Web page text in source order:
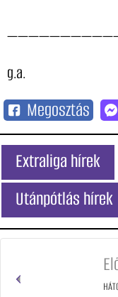
g.a.
Megosztás
Extraliga hírek
Utánpótlás hírek